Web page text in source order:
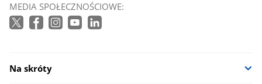
MEDIA SPOŁECZNOŚCIOWE:
Na skróty